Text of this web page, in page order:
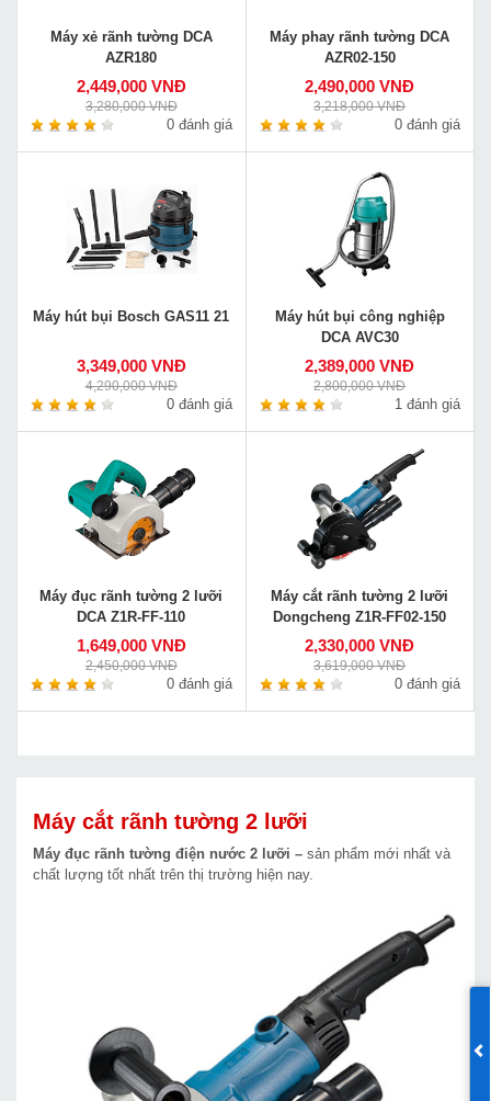
Máy xẻ rãnh tường DCA
AZR180
2,449,000 VNĐ
3,280,000 VNĐ
0 đánh giá
Máy phay rãnh tường DCA
AZR02-150
2,490,000 VNĐ
3,218,000 VNĐ
0 đánh giá
Máy hút bụi Bosch GAS11 21
3,349,000 VNĐ
4,290,000 VNĐ
0 đánh giá
Máy hút bụi công nghiệp
DCA AVC30
2,389,000 VNĐ
2,800,000 VNĐ
1 đánh giá
Máy đục rãnh tường 2 lưỡi
DCA Z1R-FF-110
1,649,000 VNĐ
2,450,000 VNĐ
0 đánh giá
Máy cắt rãnh tường 2 lưỡi
Dongcheng Z1R-FF02-150
2,330,000 VNĐ
3,619,000 VNĐ
0 đánh giá
Máy cắt rãnh tường 2 lưỡi
Máy đục rãnh tường điện nước 2 lưỡi – sản phẩm mới nhất và
chất lượng tốt nhất trên thị trường hiện nay.